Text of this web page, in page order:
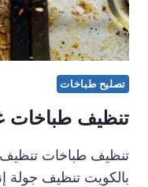
تصليح طباخات
تنظيف طباخات
بالكويت تنظيف جولة